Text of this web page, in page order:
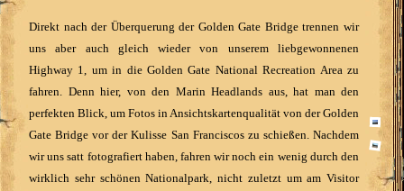
Direkt nach der Überquerung der Golden Gate Bridge trennen wir
uns aber auch gleich wieder von unserem liebgewonnenen
Highway 1, um in die Golden Gate National Recreation Area zu
fahren. Denn hier, von den Marin Headlands aus, hat man den
perfekten Blick, um Fotos in Ansichtskartenqualität von der Golden
Gate Bridge vor der Kulisse San Franciscos zu schießen. Nachdem
wir uns satt fotografiert haben, fahren wir noch ein wenig durch den
wirklich sehr schönen Nationalpark, nicht zuletzt um am Visitor